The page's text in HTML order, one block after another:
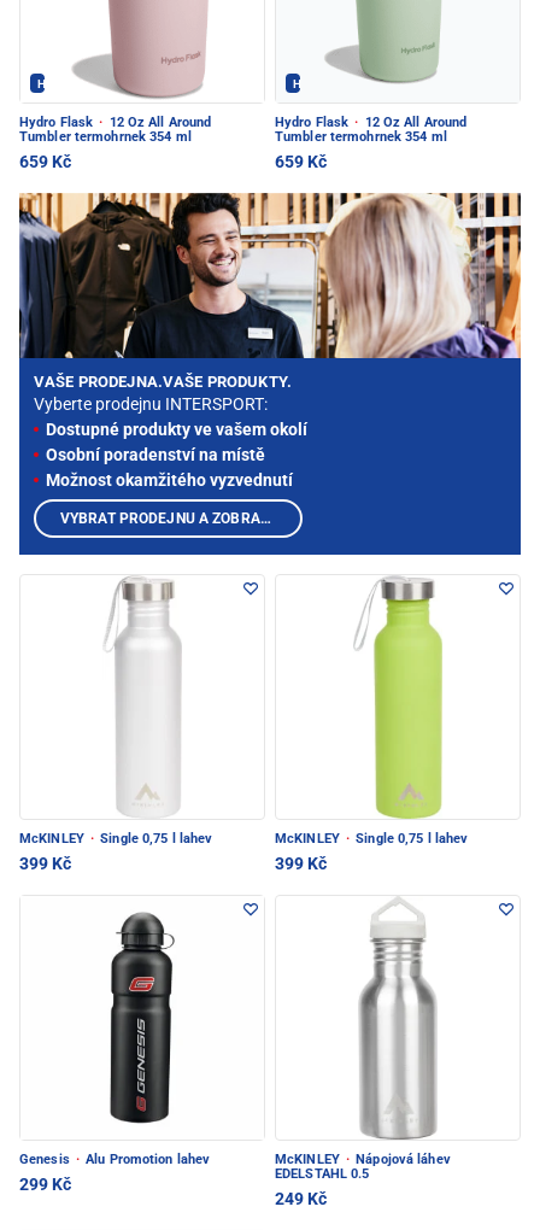
Hydroflask - PEC POD SNĚŽKOU
Hydro Flask · 12 Oz All Around
Tumbler termohrnek 354 ml
659 Kč
Hydroflask - PEC POD SNĚŽKOU
Hydro Flask · 12 Oz All Around
Tumbler termohrnek 354 ml
659 Kč
McKINLEY · Single 0,75 l lahev
399 Kč
McKINLEY · Single 0,75 l lahev
399 Kč
Genesis · Alu Promotion lahev
299 Kč
McKINLEY · Nápojová láhev
EDELSTAHL 0.5
249 Kč
VAŠE PRODEJNA.VAŠE PRODUKTY.
Vyberte prodejnu INTERSPORT:
Dostupné produkty ve vašem okolí
Osobní poradenství na místě
Možnost okamžitého vyzvednutí
VYBRAT PRODEJNU A ZOBRAZIT PRODUKTY